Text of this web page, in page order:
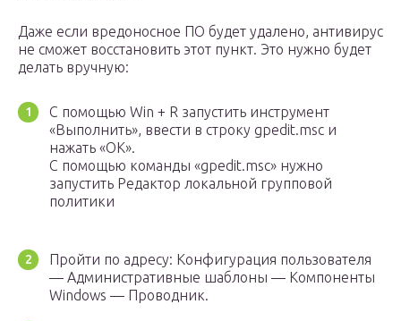
Даже если вредоносное ПО будет удалено, антивирус
не сможет восстановить этот пункт. Это нужно будет
делать вручную:
С помощью Win + R запустить инструмент
«Выполнить», ввести в строку gpedit.msc и
нажать «OK».
С помощью команды «gpedit.msc» нужно
запустить Редактор локальной групповой
политики
Пройти по адресу: Конфигурация пользователя
— Административные шаблоны — Компоненты
Windows — Проводник.